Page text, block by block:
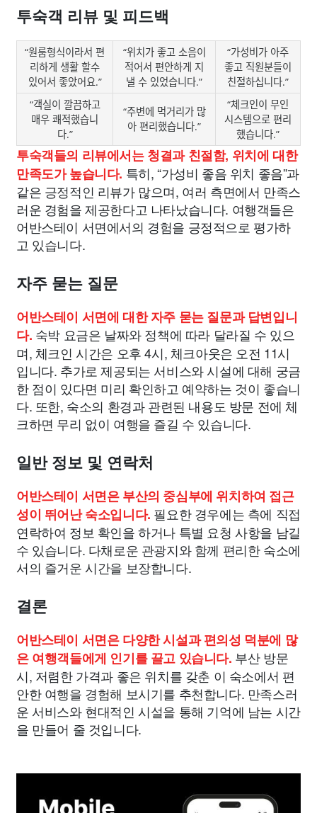
투숙객 리뷰 및 피드백
“원룸형식이라서 편
리하게 생활 할수
있어서 좋았어요.”
“위치가 좋고 소음이
적어서 편안하게 지
낼 수 있었습니다.”
“가성비가 아주
좋고 직원분들이
친절하십니다.”
“객실이 깔끔하고
매우 쾌적했습니
다.”
“주변에 먹거리가 많
아 편리했습니다.”
“체크인이 무인
시스템으로 편리
했습니다.”
투숙객들의 리뷰에서는 청결과 친절함, 위치에 대한
만족도가 높습니다. 특히, “가성비 좋음 위치 좋음”과
같은 긍정적인 리뷰가 많으며, 여러 측면에서 만족스
러운 경험을 제공한다고 나타났습니다. 여행객들은
어반스테이 서면에서의 경험을 긍정적으로 평가하
고 있습니다.
자주 묻는 질문
어반스테이 서면에 대한 자주 묻는 질문과 답변입니
다. 숙박 요금은 날짜와 정책에 따라 달라질 수 있으
며, 체크인 시간은 오후 4시, 체크아웃은 오전 11시
입니다. 추가로 제공되는 서비스와 시설에 대해 궁금
한 점이 있다면 미리 확인하고 예약하는 것이 좋습니
다. 또한, 숙소의 환경과 관련된 내용도 방문 전에 체
크하면 무리 없이 여행을 즐길 수 있습니다.
일반 정보 및 연락처
어반스테이 서면은 부산의 중심부에 위치하여 접근
성이 뛰어난 숙소입니다. 필요한 경우에는 측에 직접
연락하여 정보 확인을 하거나 특별 요청 사항을 남길
수 있습니다. 다채로운 관광지와 함께 편리한 숙소에
서의 즐거운 시간을 보장합니다.
결론
어반스테이 서면은 다양한 시설과 편의성 덕분에 많
은 여행객들에게 인기를 끌고 있습니다. 부산 방문
시, 저렴한 가격과 좋은 위치를 갖춘 이 숙소에서 편
안한 여행을 경험해 보시기를 추천합니다. 만족스러
운 서비스와 현대적인 시설을 통해 기억에 남는 시간
을 만들어 줄 것입니다.